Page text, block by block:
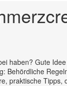
haben? Gute
Behördliche
praktische